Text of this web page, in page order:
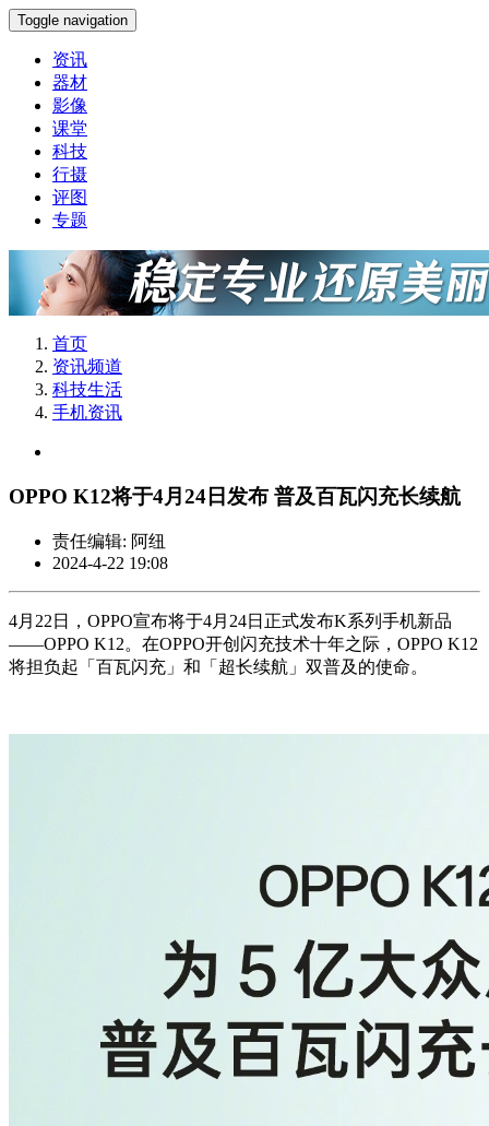
Toggle navigation
资讯
器材
影像
课堂
科技
行摄
评图
专题
首页
资讯频道
科技生活
手机资讯
OPPO K12将于4月24日发布 普及百瓦闪充长续航
责任编辑: 阿纽
2024-4-22 19:08
4月22日，OPPO宣布将于4月24日正式发布K系列手机新品
——OPPO K12。在OPPO开创闪充技术十年之际，OPPO K12
将担负起「百瓦闪充」和「超长续航」双普及的使命。